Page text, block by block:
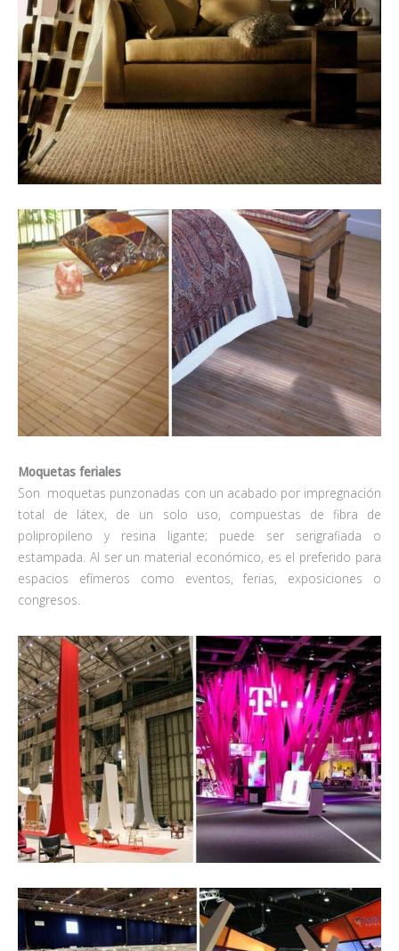
Moquetas feriales
Son moquetas punzonadas con un acabado por impregnación
total de látex, de un solo uso, compuestas de fibra de
polipropileno y resina ligante; puede ser serigrafiada o
estampada. Al ser un material económico, es el preferido para
espacios efímeros como eventos, ferias, exposiciones o
congresos.